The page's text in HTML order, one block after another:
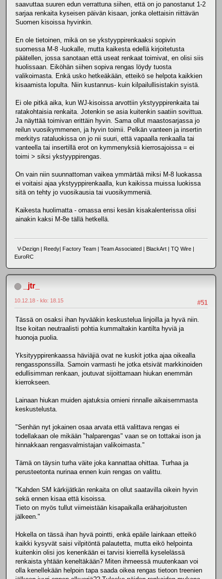
saavuttaa suuren edun verrattuna siihen, että on jo panostanut 1-2
sarjaa renkaita kyseisen päivän kisaan, jonka olettaisin riittävän
Suomen kisoissa hyvinkin.
En ole tietoinen, mikä on se ykstyyppirenkaaksi sopivin
suomessa M-8 -luokalle, mutta kaikesta edellä kirjoitetusta
päätellen, jossa sanotaan että useat renkaat toimivat, en olisi siis
huolissaan. Eiköhän siihen sopiva rengas löydy tuosta
valikoimasta. Enkä usko hetkeäkään, etteikö se helpota kaikkien
kisaamista lopulta. Niin kustannus- kuin kilpailullisistakin syistä.
Ei ole pitkä aika, kun WJ-kisoissa arvottiin ykstyyppirenkaita tai
ratakohtaisia renkaita. Jotenkin se asia kuitenkin saatiin sovittua.
Ja näyttää toimivan erittäin hyvin. Sama ollut maastosarjassa jo
reilun vuosikymmenen, ja hyvin toimii. Pelkän vanteen ja insertin
merkitys rataluokissa on jo nii suuri, että vapaalla renkaalla tai
vanteella tai insertillä erot on kymmenyksiä kierrosajoissa = ei
toimi > siksi ykstyyppirengas.
On vain niin suunnattoman vaikea ymmärtää miksi M-8 luokassa
ei voitaisi ajaa ykstyyppirenkaalla, kun kaikissa muissa luokissa
sitä on tehty jo vuosikausia tai vuosikymmeniä.
Kaikesta huolimatta - omassa ensi kesän kisakalenterissa olisi
ainakin kaksi M-8e tällä hetkellä.
V-Dezign | Reedy| Factory Team | Team Associated | BlackArt | TQ Wire |
EuroRC
_jtr_
#51
10.12.18 - klo: 18.15
Tässä on osaksi ihan hyvääkin keskustelua linjoilla ja hyvä niin.
Itse koitan neutraalisti pohtia kummaltakin kantilta hyviä ja
huonoja puolia.
Yksityyppirenkaassa häviäjiä ovat ne kuskit jotka ajaa oikealla
rengassponssilla. Samoin varmasti he jotka etsivät markkinoiden
edullisimman renkaan, joutuvat sijoittamaan hiukan enemmän
kierrokseen.
Lainaan hiukan muiden ajatuksia omieni rinnalle aikaisemmasta
keskustelusta.
"Senhän nyt jokainen osaa arvata että valittava rengas ei
todellakaan ole mikään "halparengas" vaan se on tottakai ison ja
hinnakkaan rengasvalmistajan valikoimasta."
Tämä on täysin turha väite joka kannattaa ohittaa. Turhaa ja
perusteetonta nurinaa ennen kuin rengas on valittu.
"Kahden SM kärkijätkän renkaita on ollut saatavilla oikein hyvin
sekä ennen kisaa että kisoissa.
Tieto on myös tullut viimeistään kisapaikalla eräharjoitusten
jälkeen."
Hokella on tässä ihan hyvä pointti, enkä epäile lainkaan etteikö
kaikki kysyvät saisi vilpitöntä palautetta, mutta eikö helpointa
kuitenkin olisi jos kenenkään ei tarvisi kierrellä kyselelässä
renkaista yhtään keneltäkään? Miten ihmeessä muutenkaan voi
olla kenellekään helpoin tapa saada oikea rengas tietoon treenien